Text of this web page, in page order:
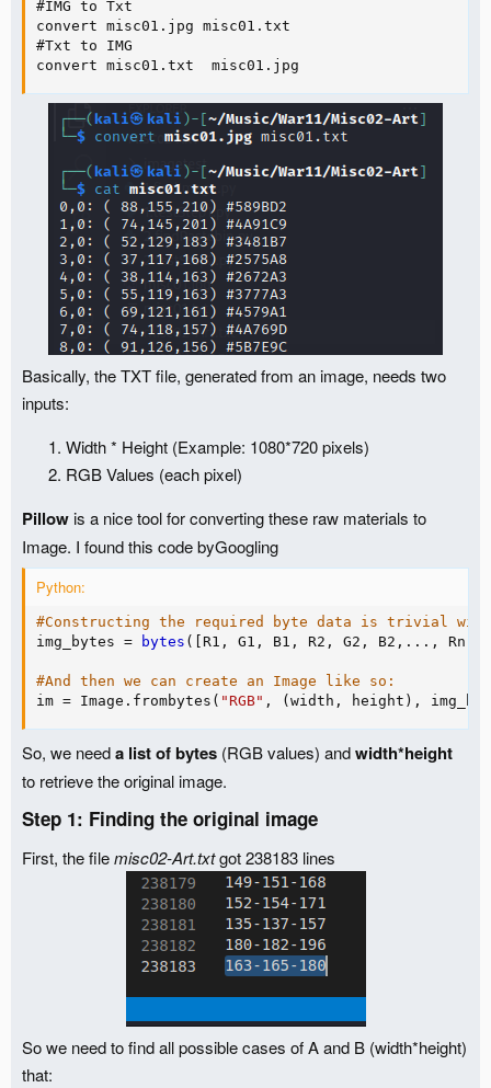
#IMG to Txt
convert misc01.jpg misc01.txt
#Txt to IMG
convert misc01.txt  misc01.jpg
Basically, the TXT file, generated from an image, needs two
inputs:
Width * Height (Example: 1080*720 pixels)
RGB Values (each pixel)
Pillowis a nice tool for converting these raw materials to
Image. I found this code byGoogling
Python:
#Constructing the required byte data is trivial
img_bytes = bytes ( R1 , G1 , B1 , R2 , G2 , B2 , . . . , Rn
#And then we can create an Image like so:
im = Image . frombytes ( "RGB" , ( width , height ) ,
So, we needa list of bytes (RGB values) andwidth*height
to retrieve the original image.
Step 1: Finding the original image​
First, the filemisc02-Art.txtgot 238183 lines
So we need to find all possible cases of A and B (width*height)
that: